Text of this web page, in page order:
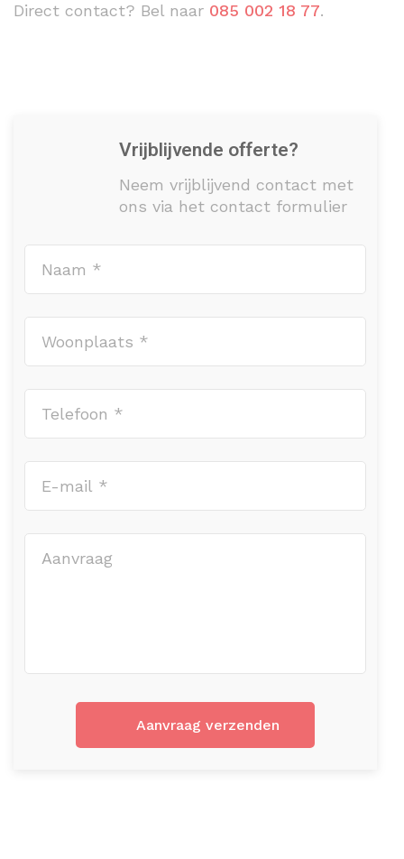
Vrijblijvende offerte?
Neem vrijblijvend contact met
ons via het contact formulier
Direct contact? Bel naar 085 002 18 77.